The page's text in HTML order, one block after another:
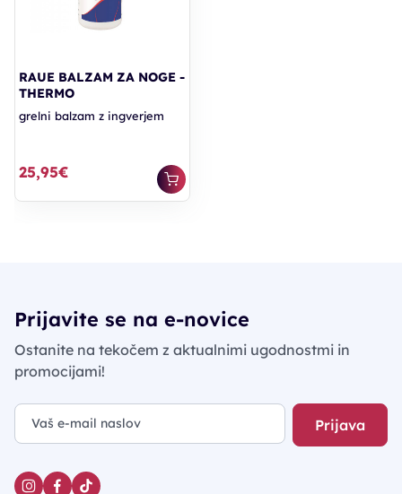
RAUE BALZAM ZA NOGE -
THERMO
grelni balzam z ingverjem
25,95€
Prijavite se na e-novice
Ostanite na tekočem z aktualnimi ugodnostmi in
promocijami!
Prijava